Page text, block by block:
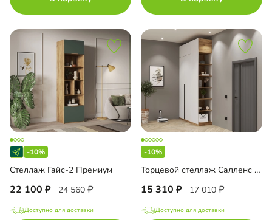
-10%
Стеллаж Гайс-2 Премиум
22 100 24 560
Доступно для доставки
-10%
Торцевой стеллаж Салленс с полками и антресолью
15 310 17 010
Доступно для доставки